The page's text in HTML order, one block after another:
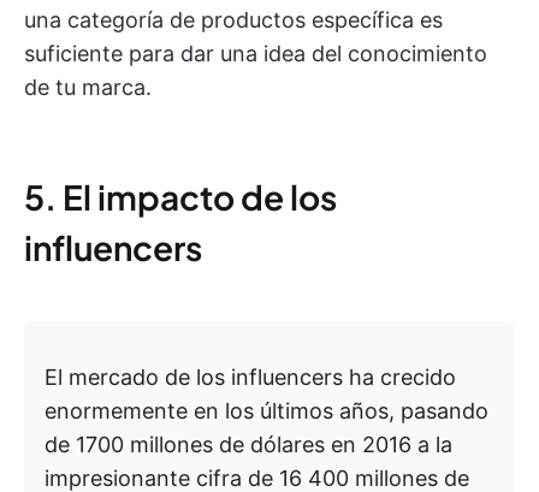
una categoría de productos específica es
suficiente para dar una idea del conocimiento
de tu marca.
5. El impacto de los
influencers
El mercado de los influencers ha crecido
enormemente en los últimos años, pasando
de 1700 millones de dólares en 2016 a la
impresionante cifra de 16 400 millones de